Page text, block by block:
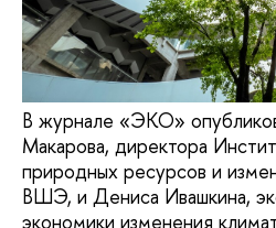
В журнале «ЭКО»
Макарова, директора
природных ресурсов и
ВШЭ, и Дениса Ивашкина,
экономики изменения